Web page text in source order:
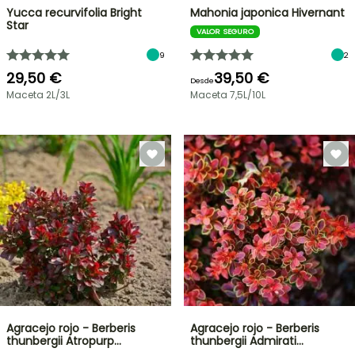
Yucca recurvifolia Bright
Star
9
29,50 €
Maceta 2L/3L
Mahonia japonica Hivernant
VALOR SEGURO
2
Desde39,50 €
Maceta 7,5L/10L
Agracejo rojo - Berberis
thunbergii Atropurp…
Agracejo rojo - Berberis
thunbergii Admirati…